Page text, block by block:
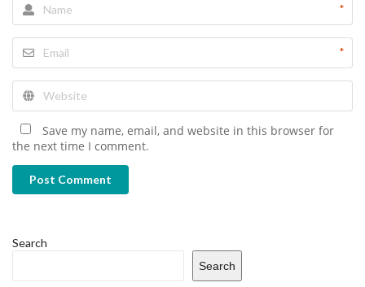
*
*
Save my name, email, and website in this browser for
the next time I comment.
Post Comment
Search
Search